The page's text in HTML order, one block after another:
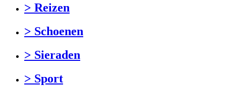
> Reizen
> Schoenen
> Sieraden
> Sport